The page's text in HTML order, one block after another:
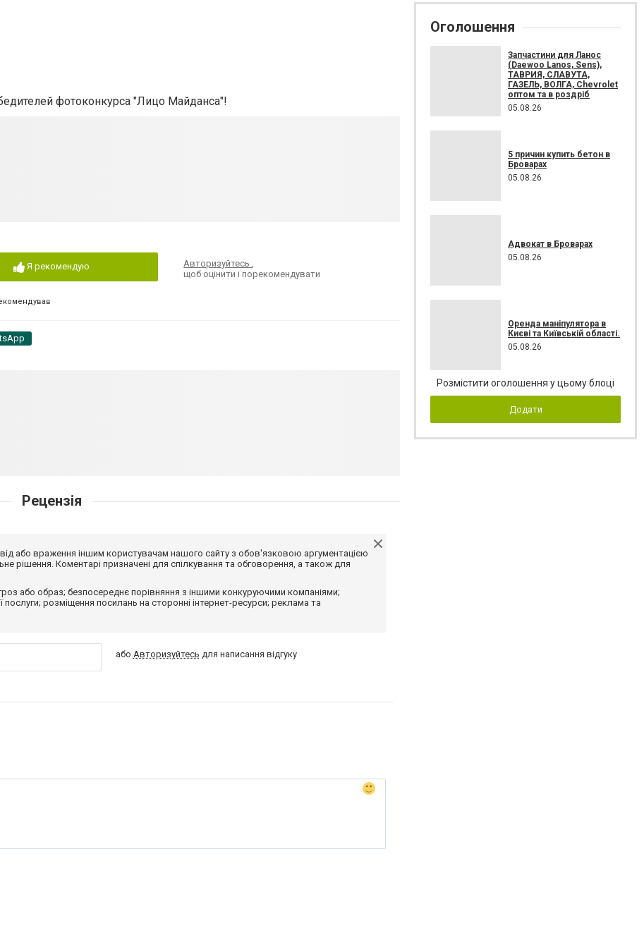
фотоконкурса "Лицо Майданса"!
Я рекомендую Авторизуйтесь,
щоб оцінити і порекомендувати
Рецензія
або враження іншим користувачам нашого сайту з обов'язковою аргументацією
рішення. Коментарі призначені для спілкування та обговорення, а також для
або образ; безпосереднє порівняння з іншими конкуруючими компаніями;
послуги; розміщення посилань на сторонні інтернет-ресурси; реклама та
або Авторизуйтесь для написання відгуку
Оголошення
Запчастини для Ланос
(Daewoo Lanos, Sens),
ТАВРИЯ, СЛАВУТА,
ГАЗЕЛЬ, ВОЛГА, Chevrolet
оптом та в роздріб
05.08.26
5 причин купить бетон в
Броварах
05.08.26
Адвокат в Броварах
05.08.26
Оренда маніпулятора в
Києві та Київській області.
05.08.26
Розмістити оголошення у цьому блоці
Додати